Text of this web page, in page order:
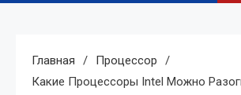
Главная
Процессор
Какие Процессоры Intel Можно